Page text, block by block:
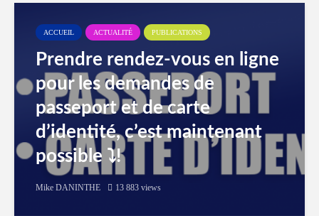
ACCUEIL ACTUALITÉ PUBLICATIONS
Prendre rendez-vous en ligne
pour les demandes de
passeport et de carte
d’identité, c’est maintenant
possible ⤵️!
Mike DANINTHE 13 883 views